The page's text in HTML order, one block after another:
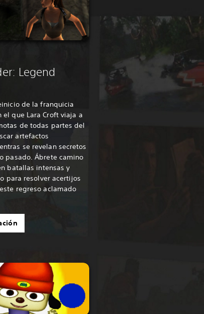
Legend
de la franquicia
el que Lara Croft viaja a
de todas partes del
artefactos
se revelan secretos
pasado. Ábrete camino
batallas intensas y
para resolver acertijos
regreso aclamado